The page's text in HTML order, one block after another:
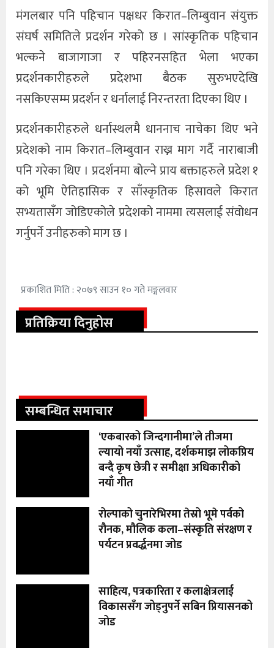
मंगलबार पनि पहिचान पक्षधर किरात–लिम्बुवान संयुक्त
संघर्ष समितिले प्रदर्शन गरेको छ । सांस्कृतिक पहिचान
भल्कने बाजागाजा र पहिरनसहित भेला भएका
प्रदर्शनकारीहरुले प्रदेशभा बैठक सुरुभएदेखि
नसकिएसम्म प्रदर्शन र धर्नालाई निरन्तरता दिएका थिए ।
प्रदर्शनकारीहरुले धर्नास्थलमै धाननाच नाचेका थिए भने
प्रदेशको नाम किरात–लिम्बुवान राख्न माग गर्दै नाराबाजी
पनि गरेका थिए । प्रदर्शनमा बोल्ने प्राय बक्ताहरुले प्रदेश १
को भूमि ऐतिहासिक र साँस्कृतिक हिसावले किरात
सभ्यतासँग जोडिएकोले प्रदेशको नाममा त्यसलाई संवोधन
गर्नुपर्ने उनीहरुको माग छ ।
प्रकाशित मिति : २०७९ साउन १० गते मङ्गलवार
प्रतिक्रिया दिनुहोस
सम्बन्धित समाचार
‘एकबारको जिन्दगानीमा’ले तीजमा
ल्यायो नयाँ उत्साह, दर्शकमाझ लोकप्रिय
बन्दै कृष छेत्री र समीक्षा अधिकारीको
नयाँ गीत
रोल्पाको चुनारेभिरमा तेस्रो भूमे पर्वको
रौनक, मौलिक कला–संस्कृति संरक्षण र
पर्यटन प्रवर्द्धनमा जोड
साहित्य, पत्रकारिता र कलाक्षेत्रलाई
विकाससँग जोड्नुपर्ने सबिन प्रियासनको
जोड